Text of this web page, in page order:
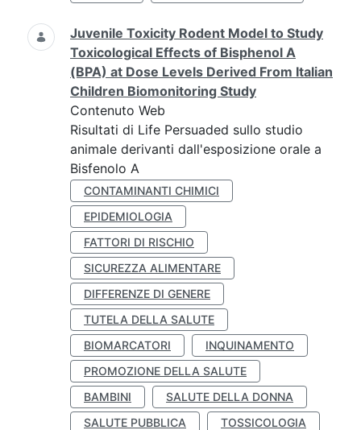
Juvenile Toxicity Rodent Model to Study
Toxicological Effects of Bisphenol A
(BPA) at Dose Levels Derived From Italian
Children Biomonitoring Study
Contenuto Web
Risultati di Life Persuaded sullo studio
animale derivanti dall'esposizione orale a
Bisfenolo A
CONTAMINANTI CHIMICI
EPIDEMIOLOGIA
FATTORI DI RISCHIO
SICUREZZA ALIMENTARE
DIFFERENZE DI GENERE
TUTELA DELLA SALUTE
BIOMARCATORI
INQUINAMENTO
PROMOZIONE DELLA SALUTE
BAMBINI
SALUTE DELLA DONNA
SALUTE PUBBLICA
TOSSICOLOGIA